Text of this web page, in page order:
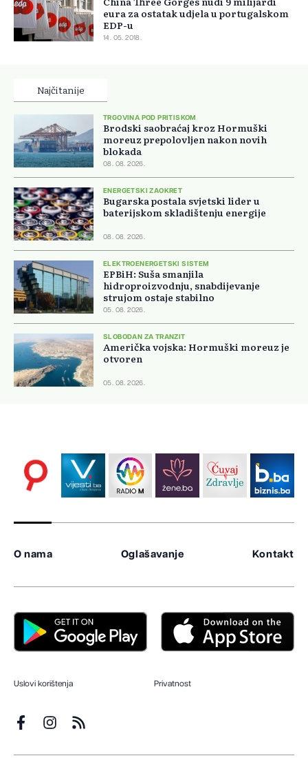
eura za ostatak udjela u portugalskom
EDP-u
14. 05. 2018.
Najčitanije
TRGOVINA POD PRITISKOM
Brodski saobraćaj kroz Hormuški
moreuz prepolovljen nakon novih
blokada
08. 08. 2026.
ENERGETSKI ZAOKRET
Bugarska postala svjetski lider u
baterijskom skladištenju energije
08. 08. 2026.
ELEKTROENERGETSKI SISTEM
EPBiH: Suša smanjila
hidroproizvodnju, snabdijevanje
strujom ostaje stabilno
05. 08. 2026.
SLOBODAN ZA TRANZIT
Američka vojska: Hormuški moreuz je
otvoren
05. 08. 2026.
O nama Oglašavanje Kontakt
Uslovi korištenja Privatnost